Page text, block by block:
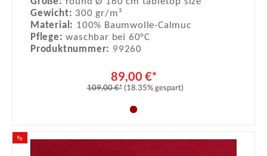
Gewicht: 300 gr/m²
Material: 100% Baumwolle-Calmuc
Pflege:waschbar bei 60°C
Produktnummer: 99260
89,00 €*
109,00 €* (18.35% gespart)
%